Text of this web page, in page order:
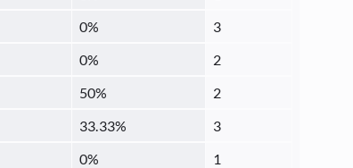
0%
3
0%
2
50%
2
33.33%
3
0%
1